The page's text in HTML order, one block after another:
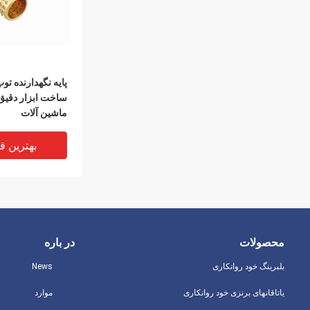
پایه نگهدارنده
ساخت ابزار
ماشین آلات
بهترین
در باره
News
موارد
محصولات
بلبرینگ خود روانکاری
یاتاقانهای برنزی خود روانکاری